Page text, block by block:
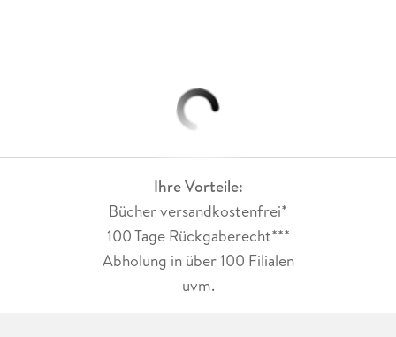
Ihre Vorteile:
Bücher versandkostenfrei*
100 Tage Rückgaberecht***
Abholung in über 100 Filialen
uvm.